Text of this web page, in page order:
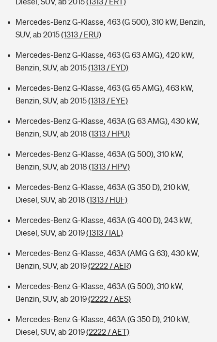
Mercedes-Benz G-Klasse, 463 (G 500), 310 kW, Benzin,
SUV, ab 2015(1313 / ERU)
Mercedes-Benz G-Klasse, 463 (G 63 AMG), 420 kW,
Benzin, SUV, ab 2015(1313 / EYD)
Mercedes-Benz G-Klasse, 463 (G 65 AMG), 463 kW,
Benzin, SUV, ab 2015(1313 / EYE)
Mercedes-Benz G-Klasse, 463A (G 63 AMG), 430 kW,
Benzin, SUV, ab 2018 (1313 / HPU)
Mercedes-Benz G-Klasse, 463A (G 500), 310 kW,
Benzin, SUV, ab 2018 (1313 / HPV)
Mercedes-Benz G-Klasse, 463A (G 350 D), 210 kW,
Diesel, SUV, ab 2018 (1313 / HUF)
Mercedes-Benz G-Klasse, 463A (G 400 D), 243 kW,
Diesel, SUV, ab 2019(1313 / IAL)
Mercedes-Benz G-Klasse, 463A (AMG G 63), 430 kW,
Benzin, SUV, ab 2019(2222 / AER)
Mercedes-Benz G-Klasse, 463A (G 500), 310 kW,
Benzin, SUV, ab 2019(2222 / AES)
Mercedes-Benz G-Klasse, 463A (G 350 D), 210 kW,
Diesel, SUV, ab 2019(2222 / AET)